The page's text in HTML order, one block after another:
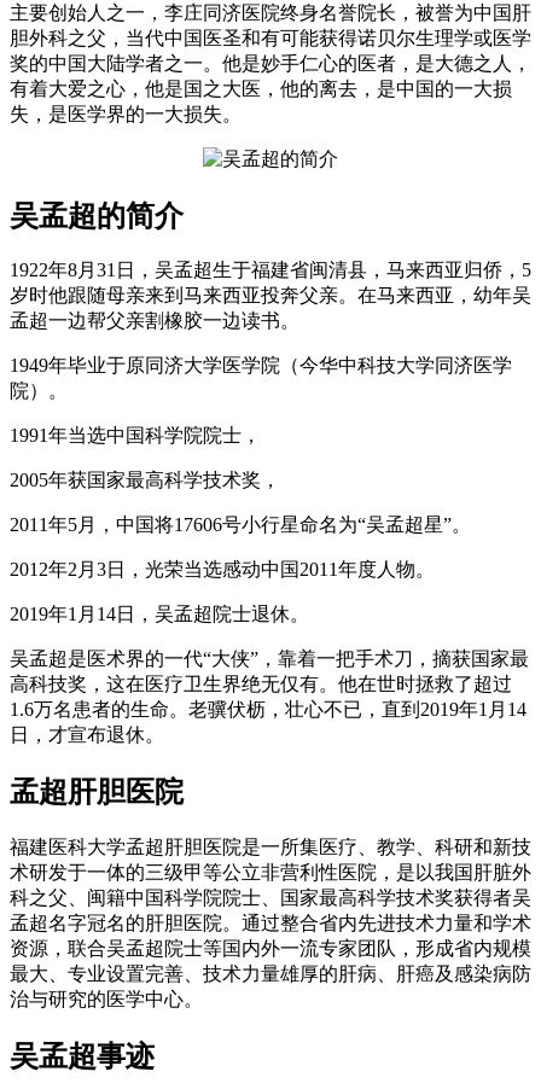
主要创始人之一，李庄同济医院终身名誉院长，被誉为中国肝
胆外科之父，当代中国医圣和有可能获得诺贝尔生理学或医学
奖的中国大陆学者之一。他是妙手仁心的医者，是大德之人，
有着大爱之心，他是国之大医，他的离去，是中国的一大损
失，是医学界的一大损失。
吴孟超的简介
1922年8月31日，吴孟超生于福建省闽清县，马来西亚归侨，5
岁时他跟随母亲来到马来西亚投奔父亲。在马来西亚，幼年吴
孟超一边帮父亲割橡胶一边读书。
1949年毕业于原同济大学医学院（今华中科技大学同济医学
院）。
1991年当选中国科学院院士，
2005年获国家最高科学技术奖，
2011年5月，中国将17606号小行星命名为“吴孟超星”。
2012年2月3日，光荣当选感动中国2011年度人物。
2019年1月14日，吴孟超院士退休。
吴孟超是医术界的一代“大侠”，靠着一把手术刀，摘获国家最
高科技奖，这在医疗卫生界绝无仅有。他在世时拯救了超过
1.6万名患者的生命。老骥伏枥，壮心不已，直到2019年1月14
日，才宣布退休。
孟超肝胆医院
福建医科大学孟超肝胆医院是一所集医疗、教学、科研和新技
术研发于一体的三级甲等公立非营利性医院，是以我国肝脏外
科之父、闽籍中国科学院院士、国家最高科学技术奖获得者吴
孟超名字冠名的肝胆医院。通过整合省内先进技术力量和学术
资源，联合吴孟超院士等国内外一流专家团队，形成省内规模
最大、专业设置完善、技术力量雄厚的肝病、肝癌及感染病防
治与研究的医学中心。
吴孟超事迹